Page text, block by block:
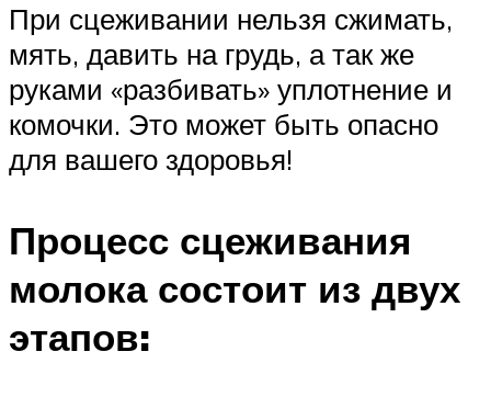
При сцеживании нельзя сжимать,
мять, давить на грудь, а так же
руками «разбивать» уплотнение и
комочки. Это может быть опасно
для вашего здоровья!
Процесс сцеживания
молока состоит из двух
этапов: